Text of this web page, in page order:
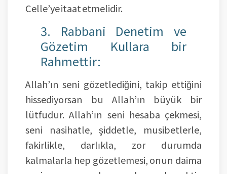
Celle’ye itaat etmelidir.
3. Rabbani Denetim ve
Gözetim Kullara bir
Rahmettir:
Allah’ın seni gözetlediğini, takip ettiğini
hissediyorsan bu Allah’ın büyük bir
lütfudur. Allah’ın seni hesaba çekmesi,
seni nasihatle, şiddetle, musibetlerle,
fakirlikle, darlıkla, zor durumda
kalmalarla hep gözetlemesi, onun daima